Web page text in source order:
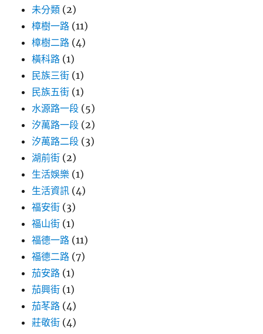
未分類 (2)
樟樹一路 (11)
樟樹二路 (4)
橫科路 (1)
民族三街 (1)
民族五街 (1)
水源路一段 (5)
汐萬路一段 (2)
汐萬路二段 (3)
湖前街 (2)
生活娛樂 (1)
生活資訊 (4)
福安街 (3)
福山街 (1)
福德一路 (11)
福德二路 (7)
茄安路 (1)
茄興街 (1)
茄苳路 (4)
莊敬街 (4)